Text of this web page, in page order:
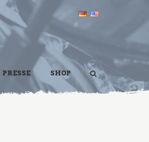
PRESSE SHOP